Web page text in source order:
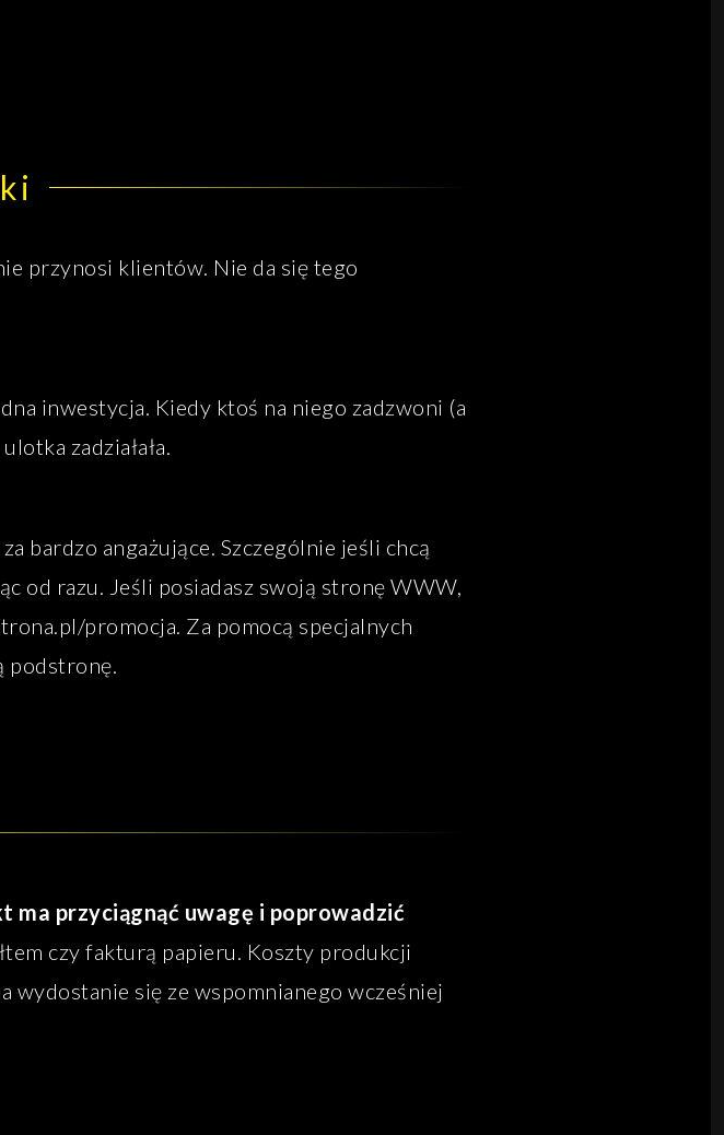
przynosi klientów. Nie da się tego
inwestycja. Kiedy ktoś na niego zadzwoni (a
zadziałała.
bardzo angażujące. Szczególnie jeśli chcą
od razu. Jeśli posiadasz swoją stronę WWW,
promocja. Za pomocą specjalnych
podstronę.
ma przyciągnąć uwagę i poprowadzić
czy fakturą papieru. Koszty produkcji
się ze wspomnianego wcześniej